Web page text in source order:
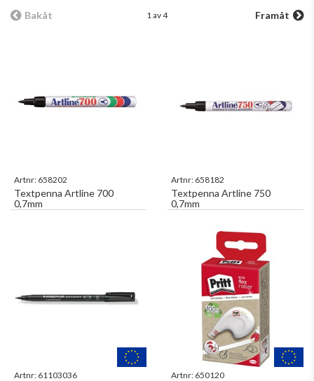
Bakåt 1 av 4 Framåt
Artnr: 658202
Textpenna Artline 700
0,7mm
Artnr: 658182
Textpenna Artline 750
0,7mm
Artnr: 61103036 Artnr: 650120